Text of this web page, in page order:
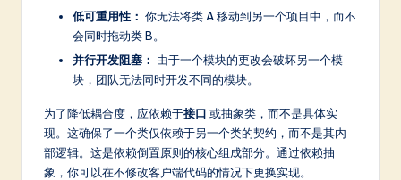
低可重用性： 你无法将类 A 移动到另一个项目中，而不
会同时拖动类 B。
并行开发阻塞： 由于一个模块的更改会破坏另一个模
块，团队无法同时开发不同的模块。
为了降低耦合度，应依赖于接口 或抽象类，而不是具体实
现。这确保了一个类仅依赖于另一个类的契约，而不是其内
部逻辑。这是依赖倒置原则的核心组成部分。通过依赖抽
象，你可以在不修改客户端代码的情况下更换实现。